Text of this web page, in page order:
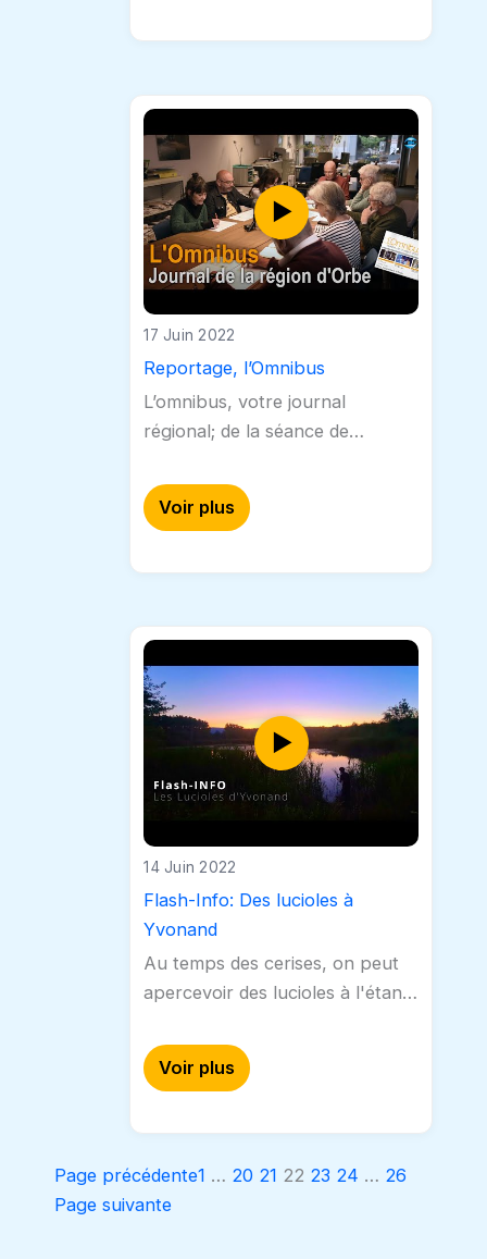
17 Juin 2022
Reportage, l’Omnibus
L’omnibus, votre journal
régional; de la séance de
lettres. Découvrez le secret de
toutes les étapes qui vous
Voir plus
14 Juin 2022
Flash-Info: Des lucioles à
Yvonand
Au temps des cerises, on peut
apercevoir des lucioles à l'étang
d'Yvonand. CAPStv s'est rendu
sur place. Un spectacle
Voir plus
Page précédente1 … 20 21 22 23 24 … 26
Page suivante